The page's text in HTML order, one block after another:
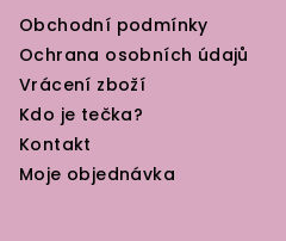
Obchodní podmínky
Ochrana osobních údajů
Vrácení zboží
Kdo je tečka?
Kontakt
Moje objednávka